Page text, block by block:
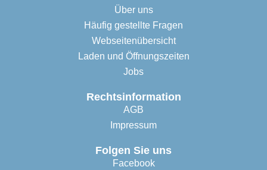
Über uns
Häufig gestellte Fragen
Webseitenübersicht
Laden und Öffnungszeiten
Jobs
Rechtsinformation
AGB
Impressum
Folgen Sie uns
Facebook